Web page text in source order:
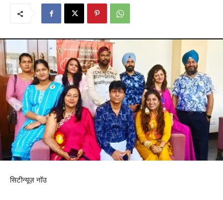
सिटीन्यूज़ नॉउ